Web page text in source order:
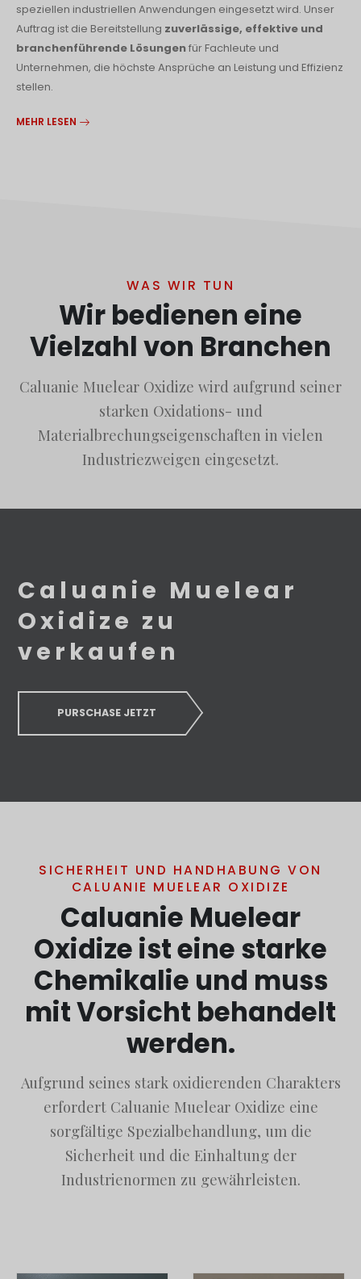
speziellen industriellen Anwendungen eingesetzt wird. Unser
Auftrag ist die Bereitstellung zuverlässige, effektive und
branchenführende Lösungenfür Fachleute und
Unternehmen, die höchste Ansprüche an Leistung und Effizienz
stellen.
MEHR LESEN
WAS WIR TUN
Wir bedienen eine
Vielzahl von Branchen
Caluanie Muelear Oxidize wird aufgrund seiner
starken Oxidations- und
Materialbrechungseigenschaften in vielen
Industriezweigen eingesetzt.
Caluanie Muelear
Oxidize zu
verkaufen
PURSCHASE JETZT
SICHERHEIT UND HANDHABUNG VON
CALUANIE MUELEAR OXIDIZE
Caluanie Muelear
Oxidize ist eine starke
Chemikalie und muss
mit Vorsicht behandelt
werden.
Aufgrund seines stark oxidierenden Charakters
erfordert Caluanie Muelear Oxidize eine
sorgfältige Spezialbehandlung, um die
Sicherheit und die Einhaltung der
Industrienormen zu gewährleisten.